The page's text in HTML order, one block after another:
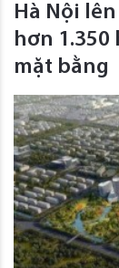
Hà Nội
hơn
mặt bằng